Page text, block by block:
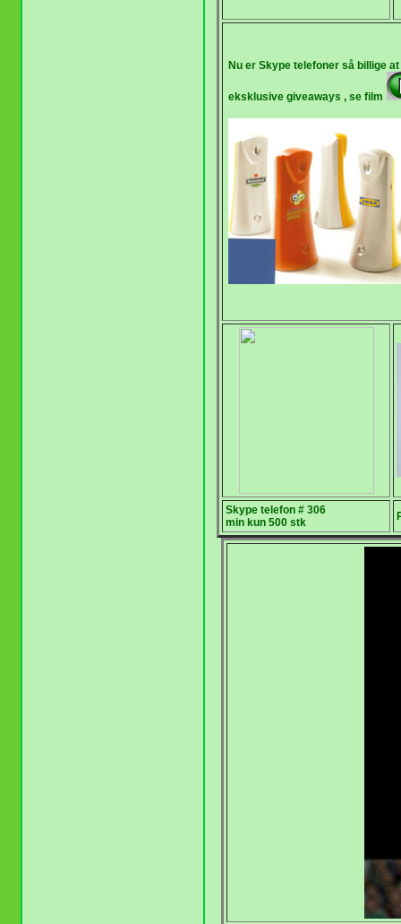
Nu er Skype telefoner så billige
eksklusive giveaways , se film
Skype telefon # 306
min kun 500 stk